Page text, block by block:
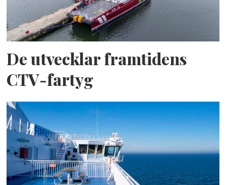
De utvecklar framtidens
CTV-fartyg